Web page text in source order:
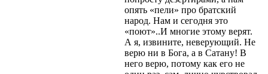
опять «пели» про братский
народ. Нам и сегодня это
«поют»..И многие этому верят.
А я, извините, неверующий. Не
верю ни в Бога, а в Сатану! В
него верю, потому как его не